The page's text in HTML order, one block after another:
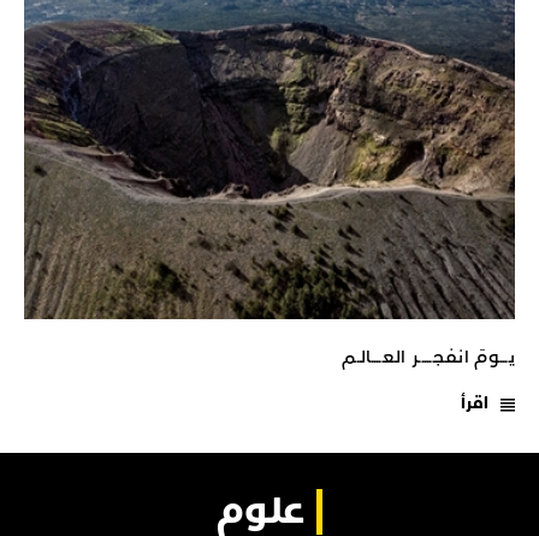
يـــومَ انفجـــــر العــــالـم
اقرأ
علوم